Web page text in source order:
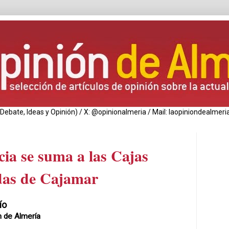
Ideas y Opinión) / X: @opinionalmeria / Mail:
se suma a las Cajas
de Cajamar
de Almería